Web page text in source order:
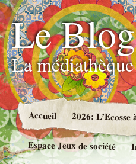
Le
La
Accueil 2026: L’Ecosse
Espace Jeux de société